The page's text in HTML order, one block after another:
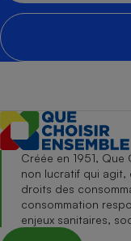
Créée en 1951,
non lucratif qui agit,
droits des
consommation
enjeux sanitaires,